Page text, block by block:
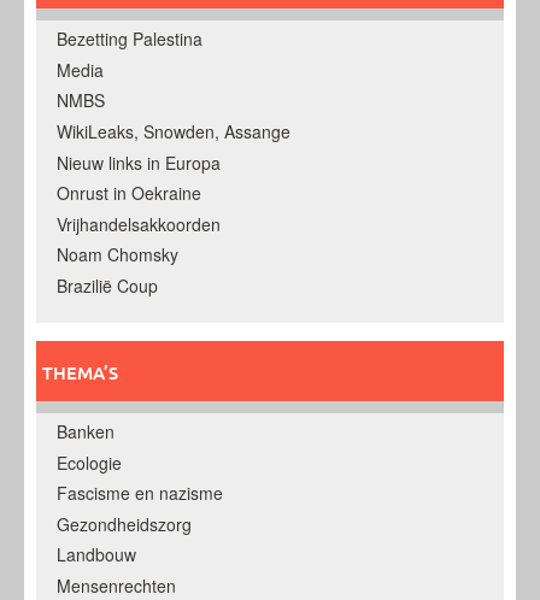
Bezetting Palestina
Media
NMBS
WikiLeaks, Snowden, Assange
Nieuw links in Europa
Onrust in Oekraine
Vrijhandelsakkoorden
Noam Chomsky
Brazilië Coup
THEMA’S
Banken
Ecologie
Fascisme en nazisme
Gezondheidszorg
Landbouw
Mensenrechten